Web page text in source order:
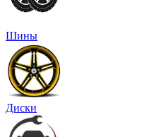
Шины
Диски